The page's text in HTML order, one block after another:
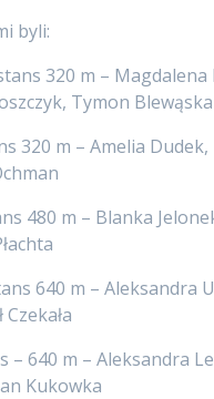
byli:
320 m –
Tymon Blewąska
320 m – Amelia
480 m – Blanka
640 m – Aleksandra
Czekała
– 640 m – Aleksandra
Kukowka